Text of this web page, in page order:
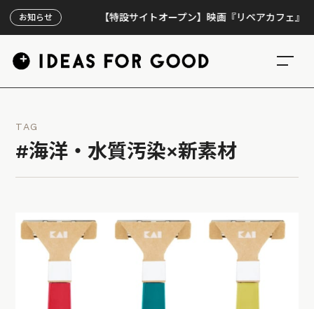
お知らせ 【特設サイトオープン】映画『リペアカフェ』、上映
TAG
#海洋・水質汚染×新素材